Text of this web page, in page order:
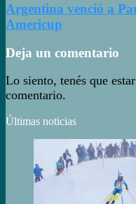
Argentina venció a
Americup
Deja un comentario
Lo siento, tenés que estar
comentario.
Últimas noticias